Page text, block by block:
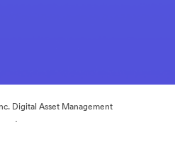
Digital Asset Management
·